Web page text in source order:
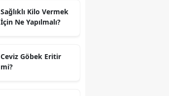
Sağlıklı Kilo Vermek
İçin Ne Yapılmalı?
Ceviz Göbek Eritir
mi?